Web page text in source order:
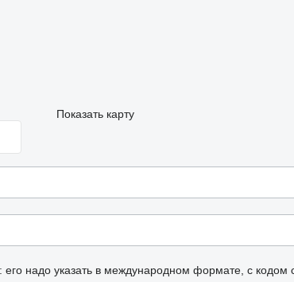
Показать карту
надо указать в международном формате, с кодом